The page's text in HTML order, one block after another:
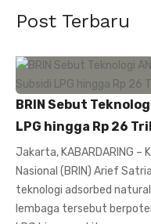
Post Terbaru
BRIN Sebut
LPG hingga Rp 26
Jakarta, KABARDARING –
Nasional (BRIN) Arief
teknologi adsorbed
lembaga tersebut